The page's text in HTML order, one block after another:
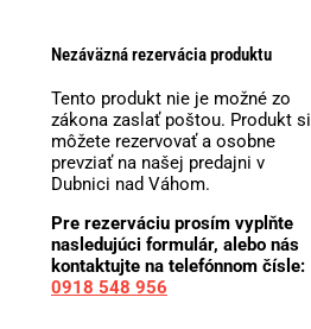
Nezáväzná rezervácia produktu
Tento produkt nie je možné zo
zákona zaslať poštou. Produkt si
môžete rezervovať a osobne
prevziať na našej predajni v
Dubnici nad Váhom.
Pre rezerváciu prosím vyplňte
nasledujúci formulár, alebo nás
kontaktujte na telefónnom čísle:
0918 548 956